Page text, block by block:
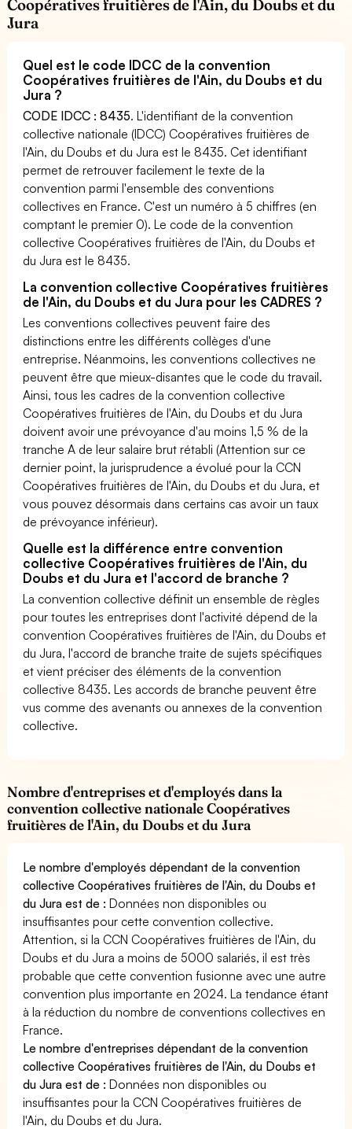
Coopératives fruitières de l'Ain, du Doubs et du
Jura
Quel est le code IDCC de la convention
Coopératives fruitières de l'Ain, du Doubs et du
Jura ?
CODE IDCC : 8435. L'identifiant de la convention
collective nationale (IDCC) Coopératives fruitières de
l'Ain, du Doubs et du Jura est le 8435. Cet identifiant
permet de retrouver facilement le texte de la
convention parmi l'ensemble des conventions
collectives en France. C'est un numéro à 5 chiffres (en
comptant le premier 0). Le code de la convention
collective Coopératives fruitières de l'Ain, du Doubs et
du Jura est le 8435.
La convention collective Coopératives fruitières
de l'Ain, du Doubs et du Jura pour les CADRES ?
Les conventions collectives peuvent faire des
distinctions entre les différents collèges d'une
entreprise. Néanmoins, les conventions collectives ne
peuvent être que mieux-disantes que le code du travail.
Ainsi, tous les cadres de la convention collective
Coopératives fruitières de l'Ain, du Doubs et du Jura
doivent avoir une prévoyance d'au moins 1,5 % de la
tranche A de leur salaire brut rétabli (Attention sur ce
dernier point, la jurisprudence a évolué pour la CCN
Coopératives fruitières de l'Ain, du Doubs et du Jura, et
vous pouvez désormais dans certains cas avoir un taux
de prévoyance inférieur).
Quelle est la différence entre convention
collective Coopératives fruitières de l'Ain, du
Doubs et du Jura et l'accord de branche ?
La convention collective définit un ensemble de règles
pour toutes les entreprises dont l'activité dépend de la
convention Coopératives fruitières de l'Ain, du Doubs et
du Jura, l'accord de branche traite de sujets spécifiques
et vient préciser des éléments de la convention
collective 8435. Les accords de branche peuvent être
vus comme des avenants ou annexes de la convention
collective.
Nombre d'entreprises et d'employés dans la
convention collective nationale Coopératives
fruitières de l'Ain, du Doubs et du Jura
Le nombre d'employés dépendant de la convention
collective Coopératives fruitières de l'Ain, du Doubs et
du Jura est de :Données non disponibles ou
insuffisantes pour cette convention collective.
Attention, si la CCN Coopératives fruitières de l'Ain, du
Doubs et du Jura a moins de 5000 salariés, il est très
probable que cette convention fusionne avec une autre
convention plus importante en 2024. La tendance étant
à la réduction du nombre de conventions collectives en
France.
Le nombre d'entreprises dépendant de la convention
collective Coopératives fruitières de l'Ain, du Doubs et
du Jura est de :Données non disponibles ou
insuffisantes pour la CCN Coopératives fruitières de
l'Ain, du Doubs et du Jura.